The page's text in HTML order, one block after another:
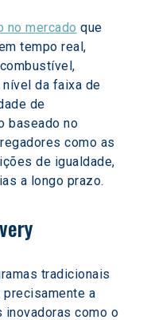
no mercado que
tempo real,
da faixa de
de
baseado no
como as
de igualdade,
a longo prazo.
tradicionais
a
como o